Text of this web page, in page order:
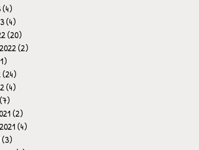
(4)
(4)
(20)
(2)
(24)
(4)
(7)
(2)
(4)
(3)